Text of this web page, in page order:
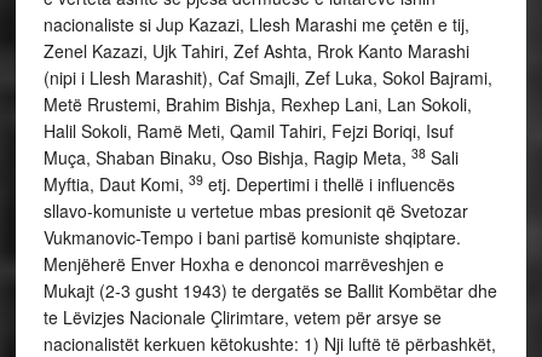
nacionaliste si Jup Kazazi, Llesh Marashi me çetën e tij,
Zenel Kazazi, Ujk Tahiri, Zef Ashta, Rrok Kanto Marashi
(nipi i Llesh Marashit), Caf Smajli, Zef Luka, Sokol Bajrami,
Metë Rrustemi, Brahim Bishja, Rexhep Lani, Lan Sokoli,
Halil Sokoli, Ramë Meti, Qamil Tahiri, Fejzi Boriqi, Isuf
Muça, Shaban Binaku, Oso Bishja, Ragip Meta, 38Sali
Myftia, Daut Komi, 39etj. Depertimi i thellë i influencës
sllavo-komuniste u vertetue mbas presionit që Svetozar
Vukmanovic-Tempo i bani partisë komuniste shqiptare.
Menjëherë Enver Hoxha e denoncoi marrëveshjen e
Mukajt (2-3 gusht 1943) te dergatës se Ballit Kombëtar dhe
te Lëvizjes Nacionale Çlirimtare, vetem për arsye se
nacionalistët kerkuen këtokushte: 1) Nji luftë të përbashkët,